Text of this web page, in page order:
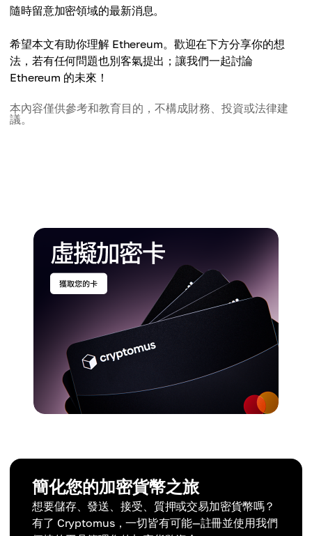
隨時留意加密領域的最新消息。
希望本文有助你理解 Ethereum。歡迎在下方分享你的想
法，若有任何問題也別客氣提出；讓我們一起討論
Ethereum 的未來！
本內容僅供參考和教育目的，不構成財務、投資或法律建
議。
簡化您的加密貨幣之旅
想要儲存、發送、接受、質押或交易加密貨幣嗎？
有了 Cryptomus，一切皆有可能—註冊並使用我們